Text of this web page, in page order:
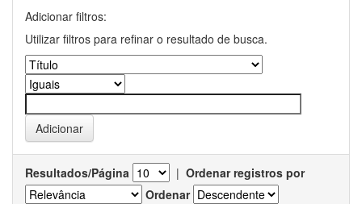
Adicionar filtros:
Utilizar filtros para refinar o resultado de busca.
Resultados/Página | Ordenar registros por
Ordenar